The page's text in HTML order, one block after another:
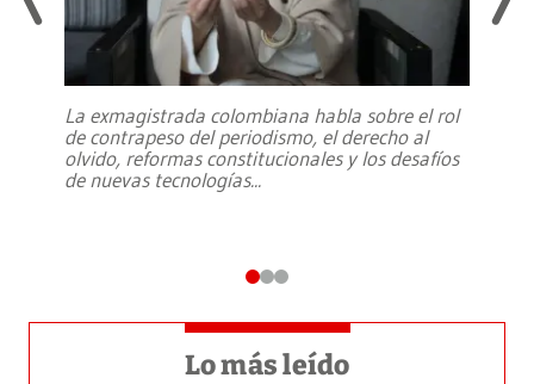
La exmagistrada colombiana habla sobre el rol
de contrapeso del periodismo, el derecho al
olvido, reformas constitucionales y los desafíos
de nuevas tecnologías...
Lo más leído